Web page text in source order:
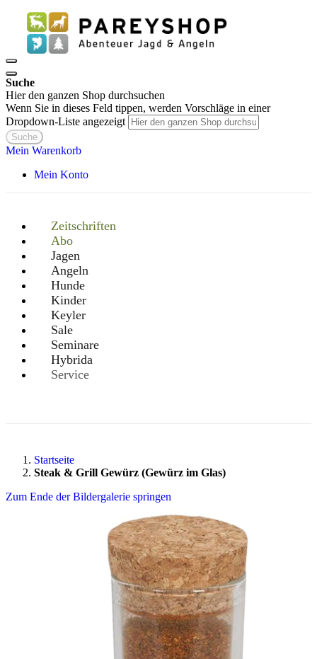
Suche
Hier den ganzen Shop durchsuchen
Wenn Sie in dieses Feld tippen, werden Vorschläge in einer
Dropdown-Liste angezeigt
Suche
Mein Warenkorb
Mein Konto
Zeitschriften
Abo
Jagen
Angeln
Hunde
Kinder
Keyler
Sale
Seminare
Hybrida
Service
Startseite
Steak & Grill Gewürz (Gewürz im Glas)
Zum Ende der Bildergalerie springen